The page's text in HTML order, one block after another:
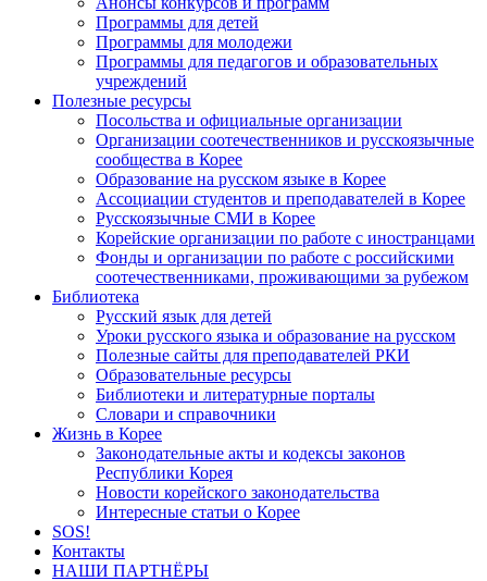
Программы для детей
Программы для молодежи
Программы для педагогов и образовательных
учреждений
Полезные ресурсы
Посольства и официальные организации
Организации соотечественников и русскоязычные
сообщества в Корее
Образование на русском языке в Корее
Ассоциации студентов и преподавателей в Корее
Русскоязычные СМИ в Корее
Корейские организации по работе с иностранцами
Фонды и организации по работе с российскими
соотечественниками, проживающими за рубежом
Библиотека
Русский язык для детей
Уроки русского языка и образование на русском
Полезные сайты для преподавателей РКИ
Образовательные ресурсы
Библиотеки и литературные порталы
Словари и справочники
Жизнь в Корее
Законодательные акты и кодексы законов
Республики Корея
Новости корейского законодательства
Интересные статьи о Корее
SOS!
Контакты
НАШИ ПАРТНЁРЫ